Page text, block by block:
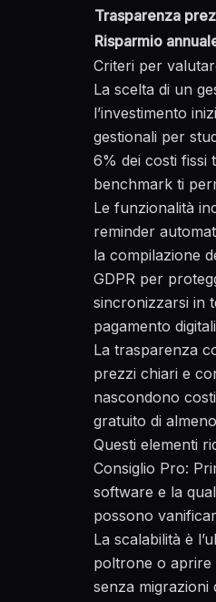
Trasparenza
Risparmio
Criteri per
La scelta di un
l’investimento
gestionali per
6% dei costi fissi
benchmark ti
Le funzionalità
reminder
la compilazione
GDPR per
sincronizzarsi in
pagamento
La trasparenza
prezzi chiari e
nascondono
gratuito di
Questi elementi
Consiglio Pro:
software e la
possono
La scalabilità è
poltrone o aprire
senza